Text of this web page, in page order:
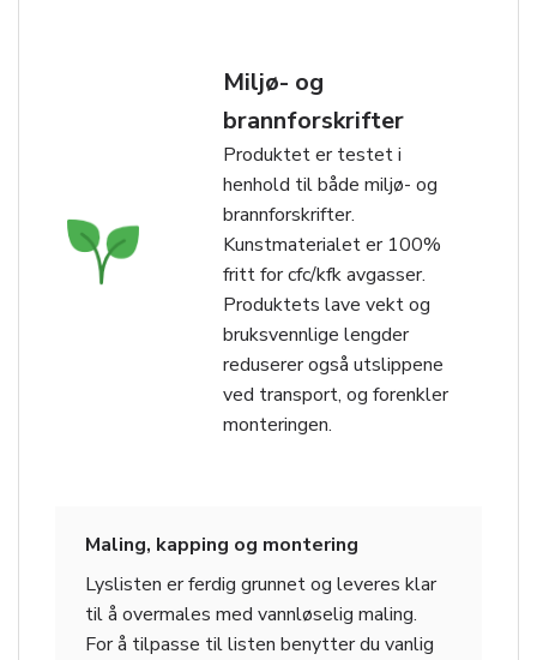
Miljø- og
brannforskrifter
Produktet er testet i
henhold til både miljø- og
brannforskrifter.
Kunstmaterialet er 100%
fritt for cfc/kfk avgasser.
Produktets lave vekt og
bruksvennlige lengder
reduserer også utslippene
ved transport, og forenkler
monteringen.
Maling, kapping og montering
Lyslisten er ferdig grunnet og leveres klar
til å overmales med vannløselig maling.
For å tilpasse til listen benytter du vanlig